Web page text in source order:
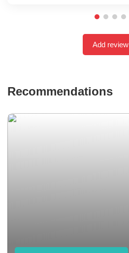
Add review
Recommendations